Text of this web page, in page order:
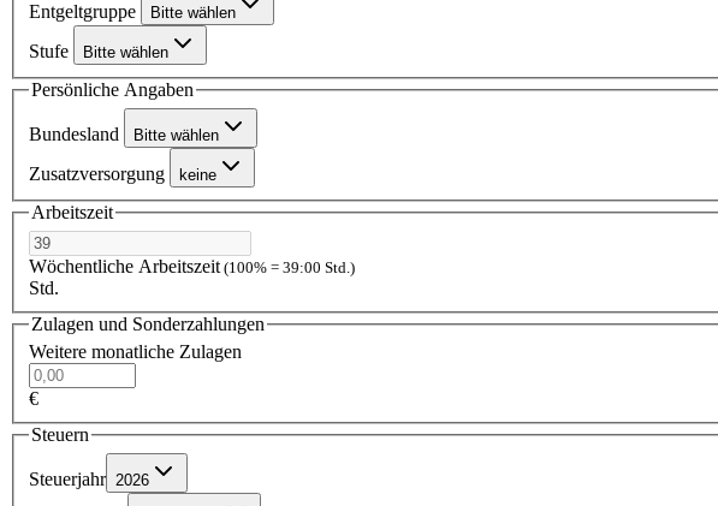
Entgeltgruppe Bitte wählen
Stufe Bitte wählen
Persönliche Angaben
Bundesland Bitte wählen
Zusatzversorgung keine
Arbeitszeit
Wöchentliche Arbeitszeit (100% = 39:00 Std.)
Std.
Zulagen und Sonderzahlungen
Weitere monatliche Zulagen
€
Steuern
Steuerjahr 2026